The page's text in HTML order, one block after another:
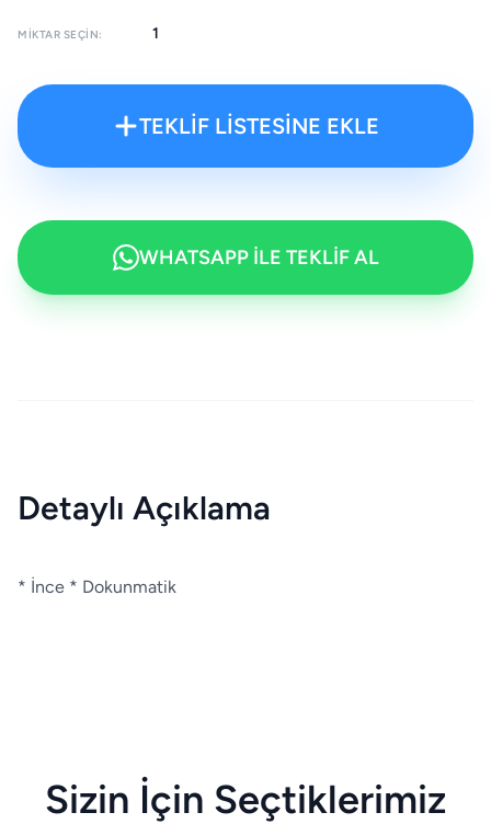
MIKTAR SEÇIN:
TEKLİF LİSTESİNE EKLE
WHATSAPP İLE TEKLİF AL
Detaylı Açıklama
* İnce * Dokunmatik
Sizin İçin Seçtiklerimiz